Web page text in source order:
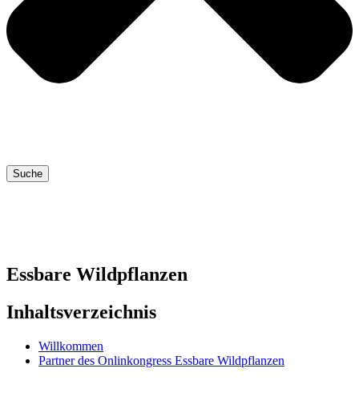
Suche
Essbare Wildpflanzen
Inhaltsverzeichnis
Willkommen
Partner des Onlinkongress Essbare Wildpflanzen